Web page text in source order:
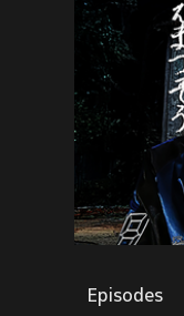
Episodes